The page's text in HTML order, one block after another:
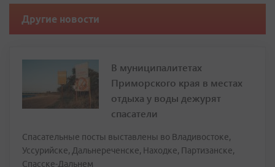
Другие новости
В муниципалитетах
Приморского края в местах
отдыха у воды дежурят
спасатели
Спасательные посты выставлены во Владивостоке,
Уссурийске, Дальнереченске, Находке, Партизанске,
Спасске-Дальнем